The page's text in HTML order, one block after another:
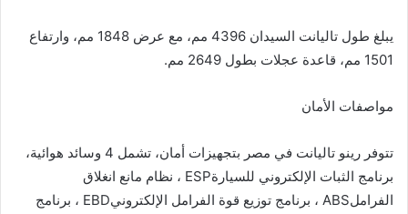
يبلغ طول تالیانت السيدان 4396 مم، مع عرض 1848 مم، وارتفاع
1501 مم، قاعدة عجلات بطول 2649 مم.
مواصفات الأمان
تتوفر رينو تالیانت في مصر بتجهيزات أمان، تشمل 4 وسائد هوائية،
برنامج الثبات الإلكتروني للسيارةESP ، نظام مانع انغلاق
الفراملABS ، برنامج توزيع قوة الفرامل الإلكترونيEBD ، برنامج